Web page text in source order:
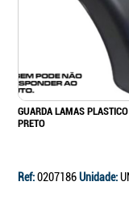
GUARDA LAMAS
PRETO
Ref:0207186Unidade: